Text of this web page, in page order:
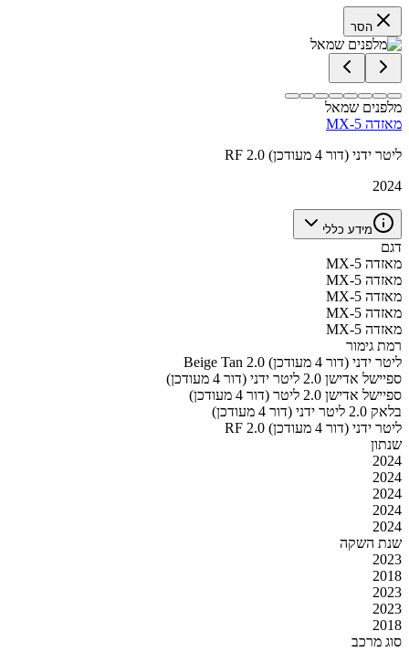
הסר
מלפנים שמאל
מאזדה MX-5
RF 2.0 ליטר ידני (דור 4 מעודכן)
2024
מידע כללי
דגם
מאזדה MX-5
מאזדה MX-5
מאזדה MX-5
מאזדה MX-5
מאזדה MX-5
רמת גימור
Beige Tan 2.0 ליטר ידני (דור 4 מעודכן)
ספיישל אדישן 2.0 ליטר ידני (דור 4 מעודכן)
ספיישל אדישן 2.0 ליטר (דור 4 מעודכן)
בלאק 2.0 ליטר ידני (דור 4 מעודכן)
RF 2.0 ליטר ידני (דור 4 מעודכן)
שנתון
2024
2024
2024
2024
2024
שנת השקה
2023
2018
2023
2023
2018
סוג מרכב